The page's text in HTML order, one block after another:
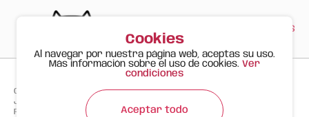
ES
Gato Feliz Productos > >
Juguete para Perro de Cuello Largo con Sonido Crinkle – Pato (Ánade
Real)
Cookies
Al navegar por nuestra página web, aceptas su uso.
Más información sobre el uso de cookies. Ver
condiciones
Aceptar todo